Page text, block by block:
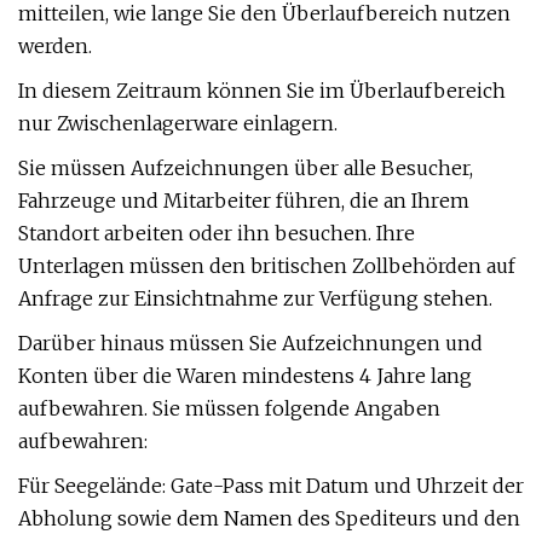
mitteilen, wie lange Sie den Überlaufbereich nutzen
werden.
In diesem Zeitraum können Sie im Überlaufbereich
nur Zwischenlagerware einlagern.
Sie müssen Aufzeichnungen über alle Besucher,
Fahrzeuge und Mitarbeiter führen, die an Ihrem
Standort arbeiten oder ihn besuchen. Ihre
Unterlagen müssen den britischen Zollbehörden auf
Anfrage zur Einsichtnahme zur Verfügung stehen.
Darüber hinaus müssen Sie Aufzeichnungen und
Konten über die Waren mindestens 4 Jahre lang
aufbewahren. Sie müssen folgende Angaben
aufbewahren:
Für Seegelände: Gate-Pass mit Datum und Uhrzeit der
Abholung sowie dem Namen des Spediteurs und den